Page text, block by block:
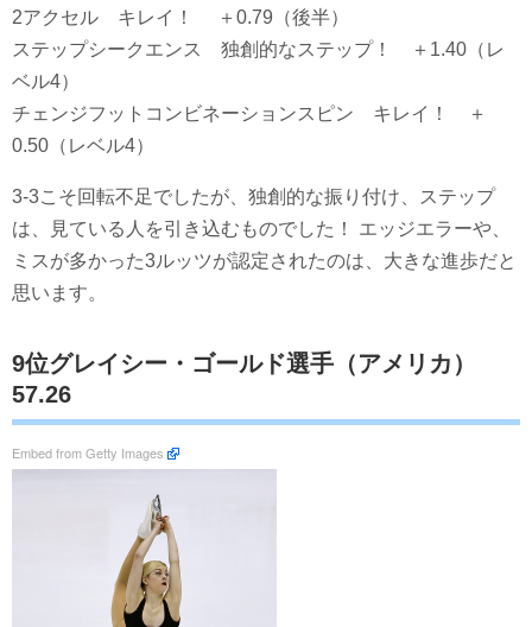
2アクセル キレイ！ ＋0.79（後半）
ステップシークエンス 独創的なステップ！ ＋1.40（レ
ベル4）
チェンジフットコンビネーションスピン キレイ！ ＋
0.50（レベル4）
3-3こそ回転不足でしたが、独創的な振り付け、ステップ
は、見ている人を引き込むものでした！ エッジエラーや、
ミスが多かった3ルッツが認定されたのは、大きな進歩だと
思います。
9位グレイシー・ゴールド選手（アメリカ）
57.26
Embed from Getty Images